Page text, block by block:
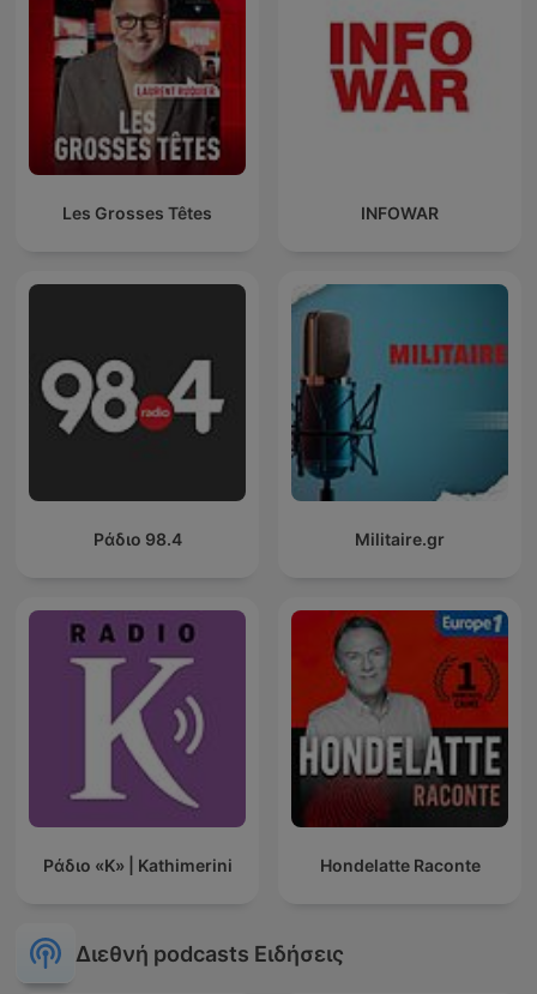
Les Grosses Têtes INFOWAR
Ράδιο 98.4 Militaire.gr
Ράδιο «Κ» | Kathimerini Hondelatte Raconte
Διεθνή podcasts Ειδήσεις